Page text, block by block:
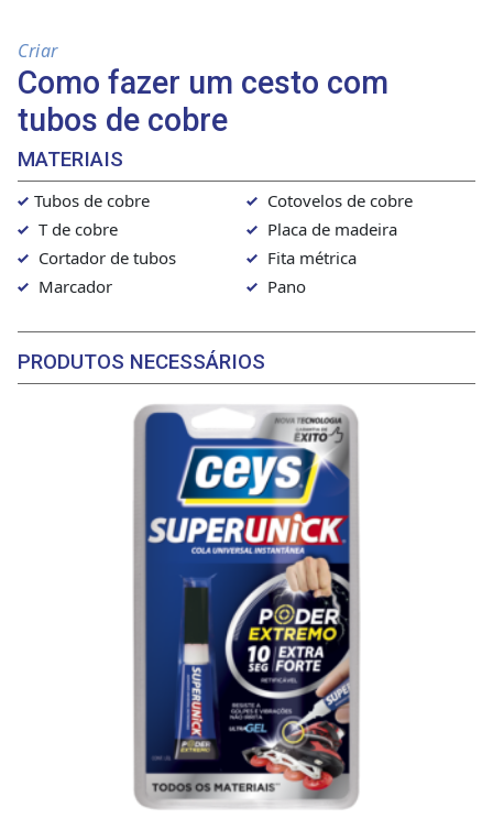
Criar
Como fazer um cesto com
tubos de cobre
MATERIAIS
Tubos de cobre
Cotovelos de cobre
T de cobre
Placa de madeira
Cortador de tubos
Fita métrica
Marcador
Pano
PRODUTOS NECESSÁRIOS